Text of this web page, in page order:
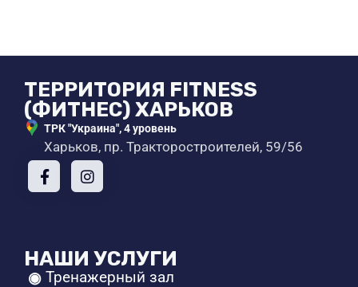
ТЕРРИТОРИЯ FITNESS
(ФИТНЕС) ХАРЬКОВ
ТРК "Украина", 4 уровень
Харьков, пр. Тракторостроителей, 59/56
НАШИ УСЛУГИ
Тренажерный зал